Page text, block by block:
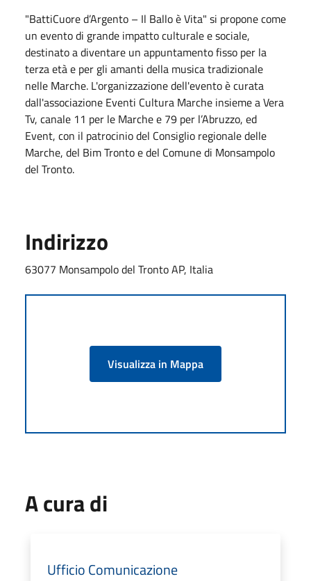
"BattiCuore d’Argento – Il Ballo è Vita" si propone come
un evento di grande impatto culturale e sociale,
destinato a diventare un appuntamento fisso per la
terza età e per gli amanti della musica tradizionale
nelle Marche. L'organizzazione dell'evento è curata
dall'associazione Eventi Cultura Marche insieme a Vera
Tv, canale 11 per le Marche e 79 per l’Abruzzo, ed
Event, con il patrocinio del Consiglio regionale delle
Marche, del Bim Tronto e del Comune di Monsampolo
del Tronto.
Indirizzo
63077 Monsampolo del Tronto AP, Italia
Visualizza in Mappa
A cura di
Ufficio Comunicazione